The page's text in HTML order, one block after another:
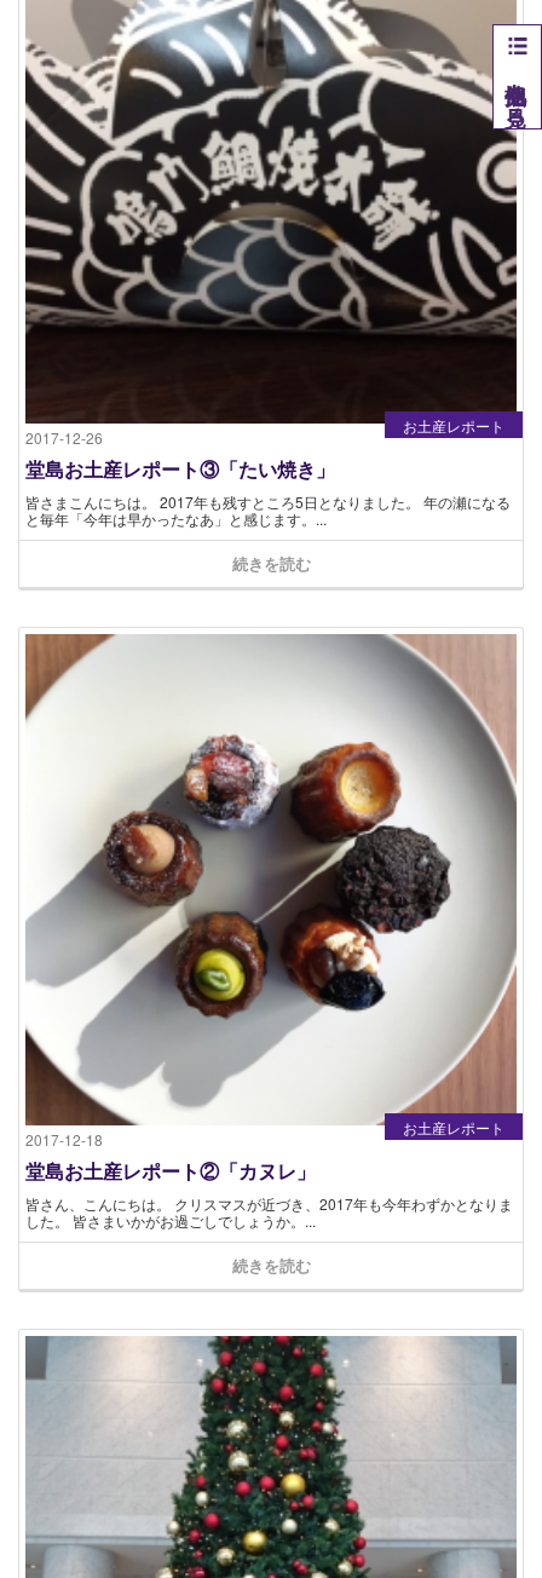
2017-12-26
お土産レポート
堂島お土産レポート③「たい焼き」
皆さまこんにちは。 2017年も残すところ5日となりました。 年の瀬になる
と毎年「今年は早かったなあ」と感じます。...
続きを読む
2017-12-18
お土産レポート
堂島お土産レポート②「カヌレ」
皆さん、こんにちは。 クリスマスが近づき、2017年も今年わずかとなりま
した。 皆さまいかがお過ごしでしょうか。...
続きを読む
他拠点を見る